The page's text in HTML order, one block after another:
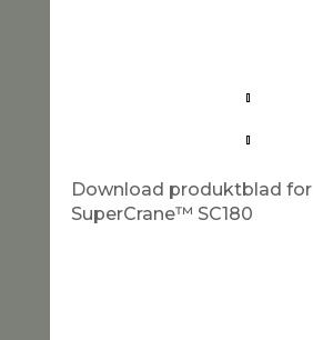
Download produktblad for
SuperCrane™ SC180